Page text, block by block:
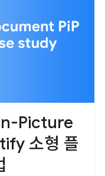
Picture
소형 플